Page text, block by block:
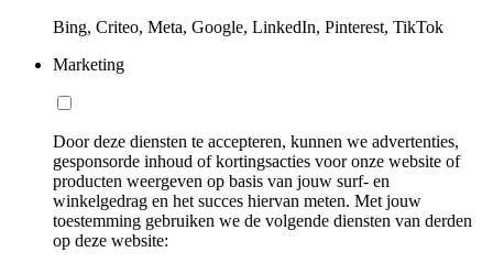
Bing, Criteo, Meta, Google, LinkedIn, Pinterest, TikTok
Marketing
Door deze diensten te accepteren, kunnen we advertenties,
gesponsorde inhoud of kortingsacties voor onze website of
producten weergeven op basis van jouw surf- en
winkelgedrag en het succes hiervan meten. Met jouw
toestemming gebruiken we de volgende diensten van derden
op deze website: